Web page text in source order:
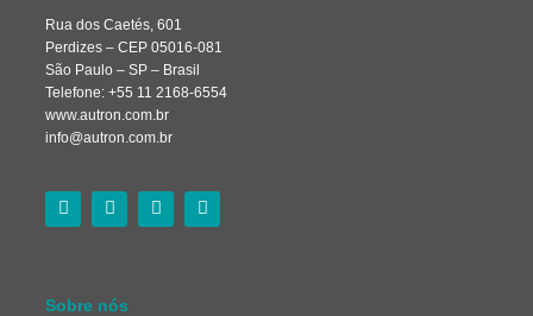
Rua dos Caetés, 601
Perdizes – CEP 05016-081
São Paulo – SP – Brasil
Telefone: +55 11 2168-6554
www.autron.com.br
info@autron.com.br
Sobre nós